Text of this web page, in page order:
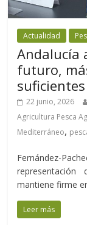
Actualidad
Andalucía
futuro,
suficientes
22 junio, 2026
Agricultura Pesca
Mediterráneo,
Fernández-
mantiene firme
Leer más